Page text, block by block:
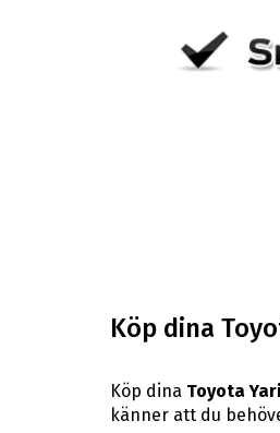
Köp dina
Köp dina Toyota
känner att du